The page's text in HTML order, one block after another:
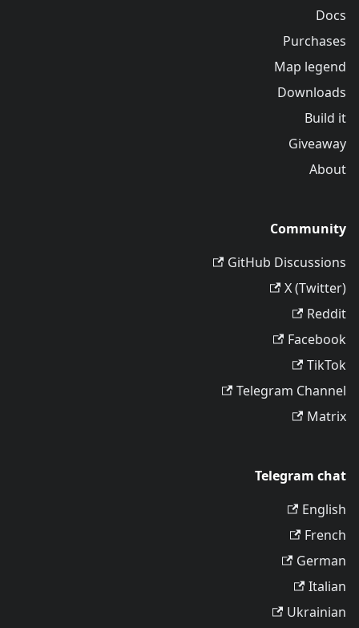
Docs
Purchases
Map legend
Downloads
Build it
Giveaway
About
Community
GitHub Discussions
X (Twitter)
Reddit
Facebook
TikTok
Telegram Channel
Matrix
Telegram chat
English
French
German
Italian
Ukrainian